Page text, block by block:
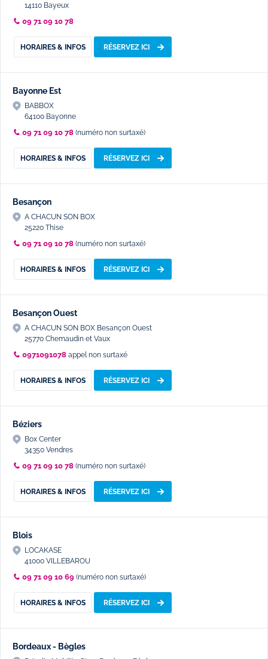
14110 Bayeux
09 71 09 10 78
HORAIRES & INFOS RÉSERVEZ ICI
Bayonne Est
BABBOX
64100 Bayonne
09 71 09 10 78 (numéro non surtaxé)
HORAIRES & INFOS RÉSERVEZ ICI
Besançon
A CHACUN SON BOX
25220 Thise
09 71 09 10 78 (numéro non surtaxé)
HORAIRES & INFOS RÉSERVEZ ICI
Besançon Ouest
A CHACUN SON BOX Besançon Ouest
25770 Chemaudin et Vaux
0971091078 appel non surtaxé
HORAIRES & INFOS RÉSERVEZ ICI
Béziers
Box Center
34350 Vendres
09 71 09 10 78 (numéro non surtaxé)
HORAIRES & INFOS RÉSERVEZ ICI
Blois
LOCAKASE
41000 VILLEBAROU
09 71 09 10 69 (numéro non surtaxé)
HORAIRES & INFOS RÉSERVEZ ICI
Bordeaux - Bègles